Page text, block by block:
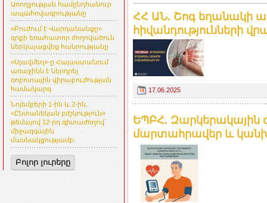
Առողջության համընդհանուր
ապահովագրությանը
«Բուժում է Վարդանանցը»
գրքի եռահատոր ժողովածուն
ներկայացվեց հանրությանը
«Սլավմեդ»-ը Հայաստանում
առաջինն է ներդրել
ռոբոտային վիրաբուժության
համակարգ
Նոյեմբերի 1-ին և 2-ին,
«Ընտանեկան բժշկություն»
թեմայով 12-րդ գիտաժողով՝
միջազգային
մասնակցությամբ։
Բոլոր լուրերը
ՀՀ ԱՆ. Շոգ եղանակի
հիվանդությունների
17.06.2025
ԵՊԲՀ. Զարկերակային
մարտահրավեր և